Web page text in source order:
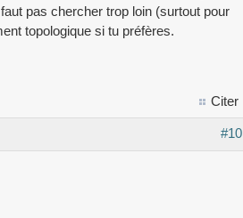
pas chercher trop loin (surtout pour
topologique si tu préfères.
Citer
#10